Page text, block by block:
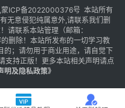
ICP备2022000376号 本站所有
无意侵犯纯属意外,请联系我们删
请联系本站管理（邮箱：
删除！本站所发布的一切学习教
的；请勿用于商业用途，请自觉下
支持正版！更多本站相关声明请点
明及隐私政策》